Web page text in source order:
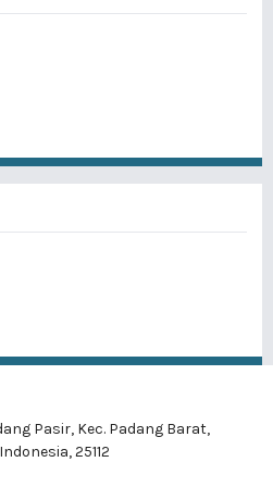
Pasir, Kec. Padang Barat,
25112